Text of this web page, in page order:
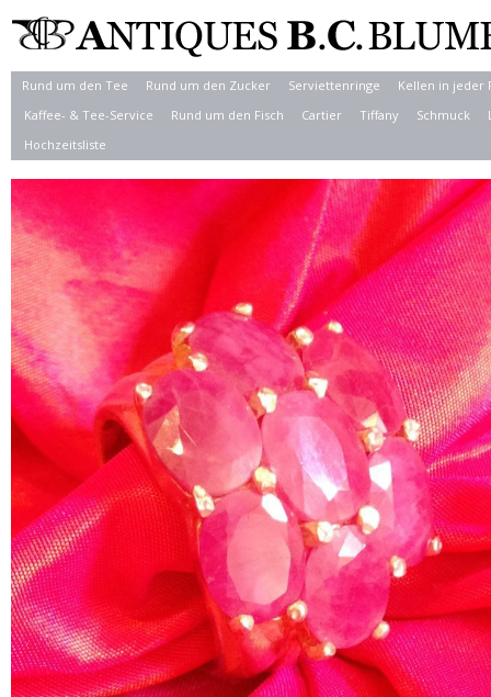
Rund um den Tee Rund um den Zucker Serviettenringe
Kellen in jeder
Kaffee- & Tee-Service
Rund um den Fisch Cartier Tiffany Schmuck
Hochzeitsliste